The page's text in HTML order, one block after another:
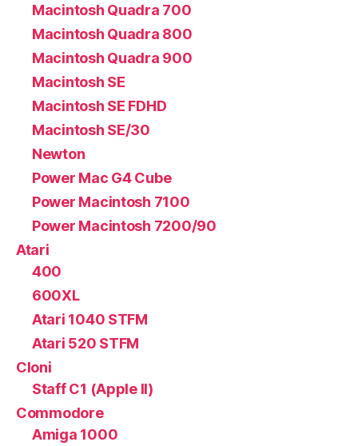
Macintosh Quadra 700
Macintosh Quadra 800
Macintosh Quadra 900
Macintosh SE
Macintosh SE FDHD
Macintosh SE/30
Newton
Power Mac G4 Cube
Power Macintosh 7100
Power Macintosh 7200/90
Atari
400
600XL
Atari 1040 STFM
Atari 520 STFM
Cloni
Staff C1 (Apple II)
Commodore
Amiga 1000